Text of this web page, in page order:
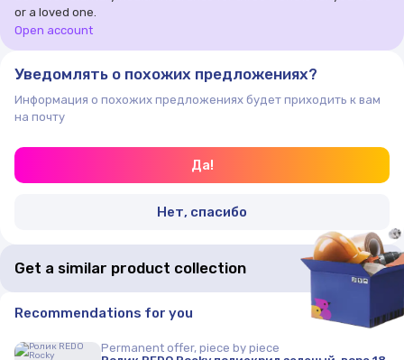
or a loved one.
Open account
Уведомлять о похожих предложениях?
Информация о похожих предложениях будет приходить к вам
на почту
Да!
Нет, спасибо
Get a similar product collection
Recommendations for you
Permanent offer, piece by piece